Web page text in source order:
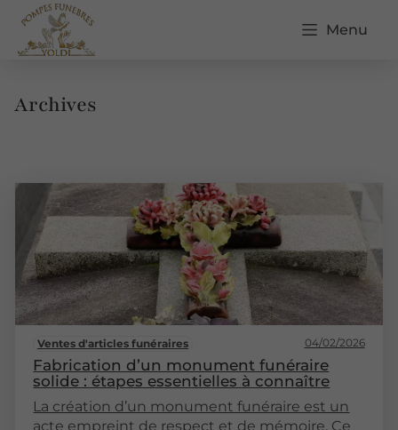
Menu
Archives
Ventes d'articles funéraires 04/02/2026
Fabrication d’un monument funéraire
solide : étapes essentielles à connaître
La création d’un monument funéraire est un
acte empreint de respect et de mémoire. Ce